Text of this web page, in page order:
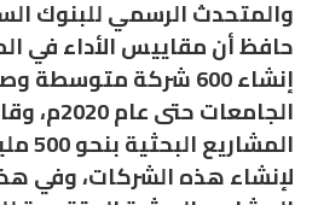
والمتحدث الرسمي للبنوك
حافظ أن مقاييس الأداء في
إنشاء 600 شركة
الجامعات
لإنشاء هذه الشركات، وفي